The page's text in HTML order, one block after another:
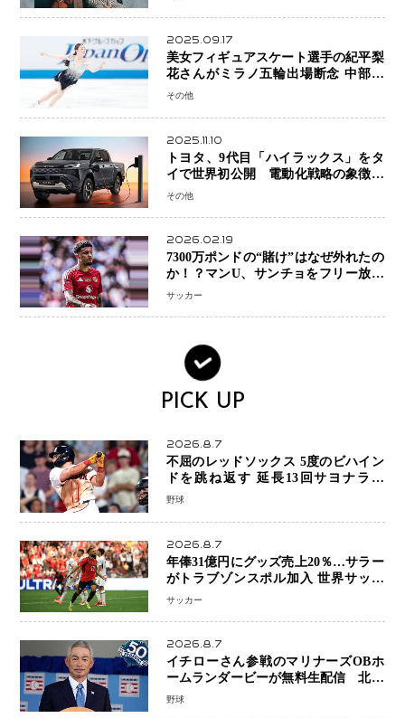
2025.09.17
美女フィギュアスケート選手の紀平梨
花さんがミラノ五輪出場断念 中部選
手権欠場を発表「安全最優先の判断」
その他
2025.11.10
トヨタ、9代目「ハイラックス」をタ
イで世界初公開 電動化戦略の象徴と
なるBEVモデルを初設定
その他
2026.02.19
7300万ポンドの“賭け”はなぜ外れたの
か！？マンU、サンチョをフリー放出
へ・・・補強戦略の転換点に
サッカー
PICK UP
2026.8.7
不屈のレッドソックス 5度のビハイン
ドを跳ね返す 延長13回サヨナラ勝
ち 吉田正尚選手も2安打1打点で貢献 4
野球
2026.8.7
年俸31億円にグッズ売上20％…サラー
がトラブゾンスポル加入 世界サッカ
ーは「五大リーグ一強」から新時代へ
サッカー
2026.8.7
イチローさん参戦のマリナーズOBホ
ームランダービーが無料生配信 北米
ならではの“魅せる興行”に世界が注目
野球